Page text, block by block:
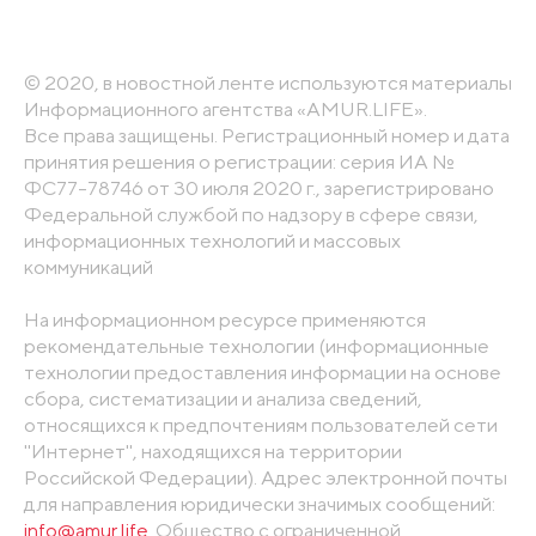
© 2020, в новостной ленте используются материалы
Информационного агентства «AMUR.LIFE».
Все права защищены. Регистрационный номер и дата
принятия решения о регистрации: серия ИА №
ФС77-78746 от 30 июля 2020 г., зарегистрировано
Федеральной службой по надзору в сфере связи,
информационных технологий и массовых
коммуникаций
На информационном ресурсе применяются
рекомендательные технологии (информационные
технологии предоставления информации на основе
сбора, систематизации и анализа сведений,
относящихся к предпочтениям пользователей сети
"Интернет", находящихся на территории
Российской Федерации). Адрес электронной почты
для направления юридически значимых сообщений:
info@amur.life . Общество с ограниченной